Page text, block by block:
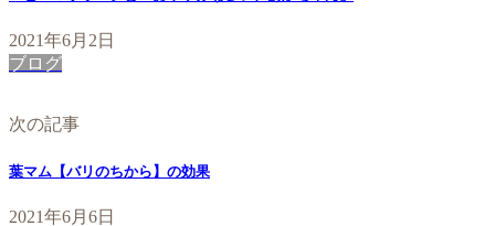
2021年6月2日
ブログ
次の記事
葉マム【バリのちから】の効果
2021年6月6日